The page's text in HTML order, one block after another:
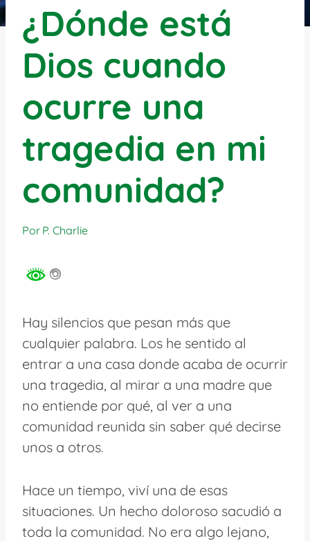
¿Dónde está
Dios cuando
ocurre una
tragedia en mi
comunidad?
Por P. Charlie
Hay silencios que pesan más que
cualquier palabra. Los he sentido al
entrar a una casa donde acaba de ocurrir
una tragedia, al mirar a una madre que
no entiende por qué, al ver a una
comunidad reunida sin saber qué decirse
unos a otros.
Hace un tiempo, viví una de esas
situaciones. Un hecho doloroso sacudió a
toda la comunidad. No era algo lejano,